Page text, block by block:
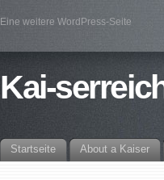
Eine weitere WordPress-Seite
Kai-
Startseite About a Kaiser